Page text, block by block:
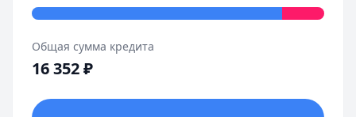
Общая сумма кредита
16 352₽